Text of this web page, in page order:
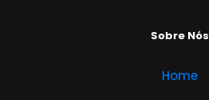
Sobre Nós
Home